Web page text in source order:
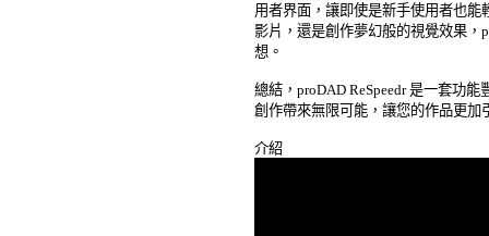
用者界面，讓即使是新手使用者也
影片，還是創作夢幻般的視覺效果，
想。
總結，proDAD ReSpeedr 是一套功
創作帶來無限可能，讓您的作品更加